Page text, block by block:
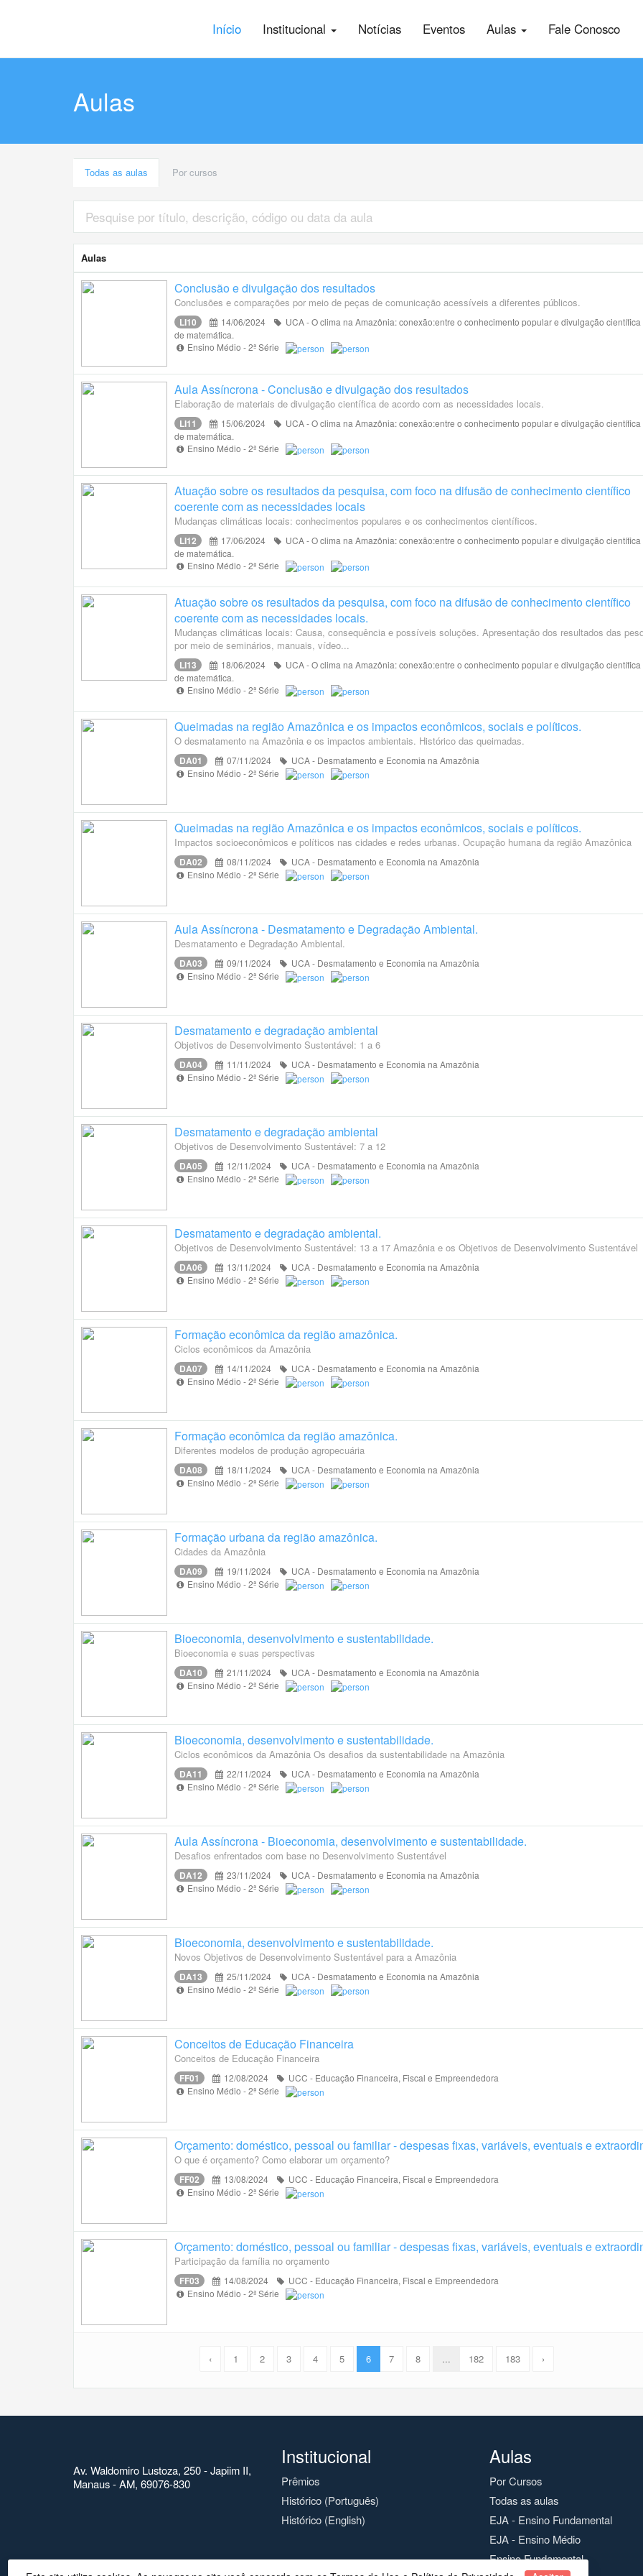
Início Institucional Notícias Eventos Aulas Fale Conosco
Aulas
Todas as aulas Por cursos
Aulas
Conclusão e divulgação dos resultados
Conclusões e comparações por meio de peças de comunicação acessíveis a diferentes públicos.
LI10 14/06/2024
UCA - O clima na Amazônia: conexão:entre o conhecimento popular e divulgação científica
de matemática.
Ensino Médio - 2ª Série
Aula Assíncrona - Conclusão e divulgação dos resultados
Elaboração de materiais de divulgação científica de acordo com as necessidades locais.
LI11 15/06/2024
UCA - O clima na Amazônia: conexão:entre o conhecimento popular e divulgação científica
de matemática.
Ensino Médio - 2ª Série
Atuação sobre os resultados da pesquisa, com foco na difusão de conhecimento científico
coerente com as necessidades locais
Mudanças climáticas locais: conhecimentos populares e os conhecimentos científicos.
LI12 17/06/2024
UCA - O clima na Amazônia: conexão:entre o conhecimento popular e divulgação científica
de matemática.
Ensino Médio - 2ª Série
Atuação sobre os resultados da pesquisa, com foco na difusão de conhecimento científico
coerente com as necessidades locais.
Mudanças climáticas locais: Causa, consequência e possíveis soluções. Apresentação dos resultados das
por meio de seminários, manuais, vídeo...
LI13 18/06/2024
UCA - O clima na Amazônia: conexão:entre o conhecimento popular e divulgação científica
de matemática.
Ensino Médio - 2ª Série
Queimadas na região Amazônica e os impactos econômicos, sociais e políticos.
O desmatamento na Amazônia e os impactos ambientais. Histórico das queimadas.
DA01 07/11/2024
UCA - Desmatamento e Economia na Amazônia
Ensino Médio - 2ª Série
Queimadas na região Amazônica e os impactos econômicos, sociais e políticos.
Impactos socioeconômicos e políticos nas cidades e redes urbanas. Ocupação humana da região Amazônica
DA02 08/11/2024
UCA - Desmatamento e Economia na Amazônia
Ensino Médio - 2ª Série
Aula Assíncrona - Desmatamento e Degradação Ambiental.
Desmatamento e Degradação Ambiental.
DA03 09/11/2024
UCA - Desmatamento e Economia na Amazônia
Ensino Médio - 2ª Série
Desmatamento e degradação ambiental
Objetivos de Desenvolvimento Sustentável: 1 a 6
DA04 11/11/2024
UCA - Desmatamento e Economia na Amazônia
Ensino Médio - 2ª Série
Desmatamento e degradação ambiental
Objetivos de Desenvolvimento Sustentável: 7 a 12
DA05 12/11/2024
UCA - Desmatamento e Economia na Amazônia
Ensino Médio - 2ª Série
Desmatamento e degradação ambiental.
Objetivos de Desenvolvimento Sustentável: 13 a 17 Amazônia e os Objetivos de Desenvolvimento Sustentável
DA06 13/11/2024
UCA - Desmatamento e Economia na Amazônia
Ensino Médio - 2ª Série
Formação econômica da região amazônica.
Ciclos econômicos da Amazônia
DA07 14/11/2024
UCA - Desmatamento e Economia na Amazônia
Ensino Médio - 2ª Série
Formação econômica da região amazônica.
Diferentes modelos de produção agropecuária
DA08 18/11/2024
UCA - Desmatamento e Economia na Amazônia
Ensino Médio - 2ª Série
Formação urbana da região amazônica.
Cidades da Amazônia
DA09 19/11/2024
UCA - Desmatamento e Economia na Amazônia
Ensino Médio - 2ª Série
Bioeconomia, desenvolvimento e sustentabilidade.
Bioeconomia e suas perspectivas
DA10 21/11/2024
UCA - Desmatamento e Economia na Amazônia
Ensino Médio - 2ª Série
Bioeconomia, desenvolvimento e sustentabilidade.
Ciclos econômicos da Amazônia Os desafios da sustentabilidade na Amazônia
DA11 22/11/2024
UCA - Desmatamento e Economia na Amazônia
Ensino Médio - 2ª Série
Aula Assíncrona - Bioeconomia, desenvolvimento e sustentabilidade.
Desafios enfrentados com base no Desenvolvimento Sustentável
DA12 23/11/2024
UCA - Desmatamento e Economia na Amazônia
Ensino Médio - 2ª Série
Bioeconomia, desenvolvimento e sustentabilidade.
Novos Objetivos de Desenvolvimento Sustentável para a Amazônia
DA13 25/11/2024
UCA - Desmatamento e Economia na Amazônia
Ensino Médio - 2ª Série
Conceitos de Educação Financeira
Conceitos de Educação Financeira
FF01 12/08/2024
UCC - Educação Financeira, Fiscal e Empreendedora
Ensino Médio - 2ª Série
Orçamento: doméstico, pessoal ou familiar - despesas fixas, variáveis, eventuais e
O que é orçamento? Como elaborar um orçamento?
FF02 13/08/2024
UCC - Educação Financeira, Fiscal e Empreendedora
Ensino Médio - 2ª Série
Orçamento: doméstico, pessoal ou familiar - despesas fixas, variáveis, eventuais e
Participação da família no orçamento
FF03 14/08/2024
UCC - Educação Financeira, Fiscal e Empreendedora
Ensino Médio - 2ª Série
‹ 1 2 3 4 5 6 7 8 ... 182 183 ›
Av. Waldomiro Lustoza, 250 - Japiim II,
Manaus - AM, 69076-830
Institucional
Prêmios
Histórico (Português)
Histórico (English)
Aulas
Por Cursos
Todas as aulas
EJA - Ensino Fundamental
EJA - Ensino Médio
Ensino Fundamental